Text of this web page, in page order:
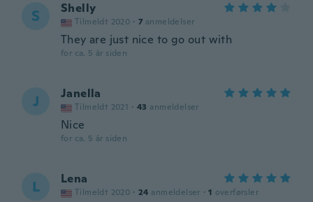
S Shelly
Tilmeldt 2020 · 7 anmeldelser
They are just nice to go out with
for ca. 5 år siden
J Janella
Tilmeldt 2021 · 43 anmeldelser
Nice
for ca. 5 år siden
L Lena
Tilmeldt 2020 · 24 anmeldelser · 1 overførsler